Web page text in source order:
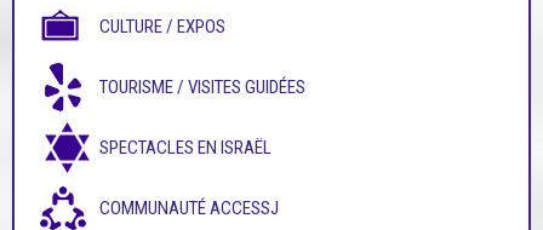
CULTURE / EXPOS
TOURISME / VISITES GUIDÉES
SPECTACLES EN ISRAËL
COMMUNAUTÉ ACCESSJ